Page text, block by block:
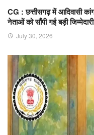
CG : छत्तीसगढ़ में आदिवासी
नेताओं को सौंपी गई बड़ी जिम्मेदारी
July 30, 2026